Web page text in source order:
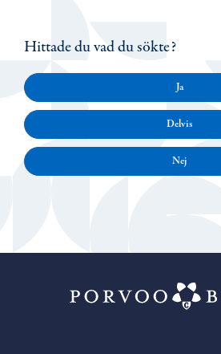
Hittade du vad du sökte?
Ja
Delvis
Nej